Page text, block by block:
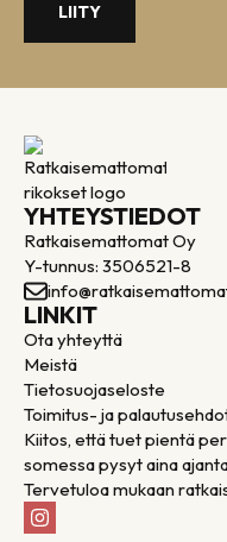
LIITY
YHTEYSTIEDOT
Ratkaisemattomat Oy
Y-tunnus: 3506521-8
LINKIT
Ota yhteyttä
Meistä
Tietosuojaseloste
Toimitus- ja
Kiitos, että tuet pientä
somessa pysyt aina
Tervetuloa mukaan